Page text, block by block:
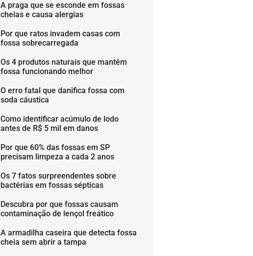
A praga que se esconde em fossas
cheias e causa alergias
Por que ratos invadem casas com
fossa sobrecarregada
Os 4 produtos naturais que mantêm
fossa funcionando melhor
O erro fatal que danifica fossa com
soda cáustica
Como identificar acúmulo de lodo
antes de R$ 5 mil em danos
Por que 60% das fossas em SP
precisam limpeza a cada 2 anos
Os 7 fatos surpreendentes sobre
bactérias em fossas sépticas
Descubra por que fossas causam
contaminação de lençol freático
A armadilha caseira que detecta fossa
cheia sem abrir a tampa